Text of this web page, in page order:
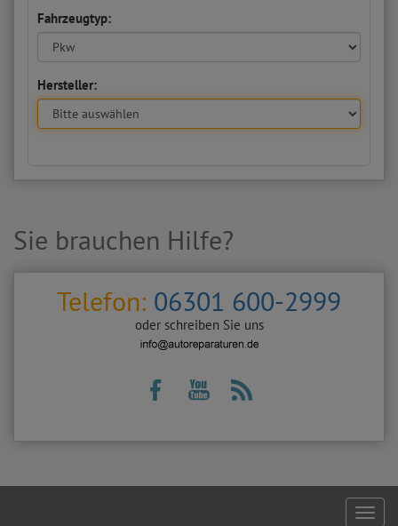
Fahrzeugtyp:
Hersteller:
Sie brauchen Hilfe?
Telefon: 06301 600-2999
oder schreiben Sie uns
Footer